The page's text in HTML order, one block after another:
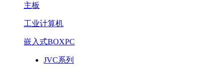
主板
工业计算机
嵌入式BOXPC
JVC系列